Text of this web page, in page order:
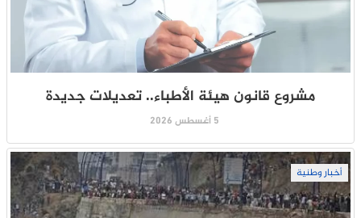
مشروع قانون هيئة الأطباء.. تعديلات جديدة
5 أغسطس 2026
أخبار وطنية